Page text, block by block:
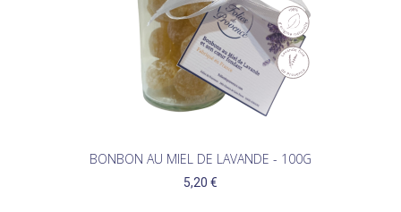
BONBON AU MIEL DE LAVANDE - 100G
5,20 €